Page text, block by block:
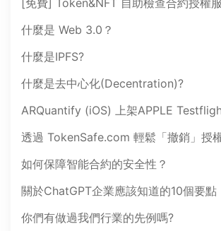
[免費] Token&NFT 自助檢查合約授權服
什麼是 Web 3.0？
什麼是IPFS?
什麼是去中心化(Decentration)?
ARQuantify (iOS) 上架APPLE
透過 TokenSafe.com 輕鬆「撤銷」授權
如何保障智能合約的安全性？
關於ChatGPT企業應該知道的10個要點
你們有做過我們行業的先例嗎?